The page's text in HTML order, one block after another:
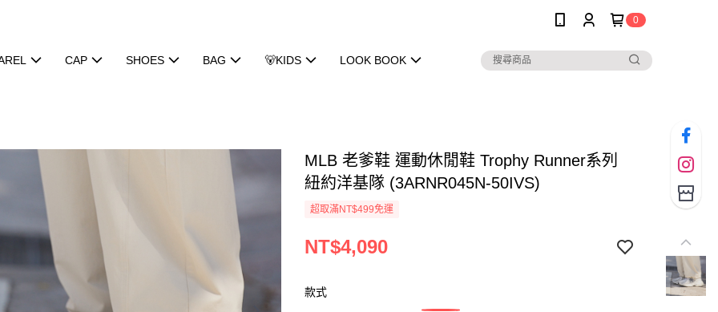
0
CAP SHOES BAG 🐻KIDS LOOK BOOK
MLB 老爹鞋 運動休閒鞋 Trophy Runner系列
紐約洋基隊 (3ARNR045N-50IVS)
超取滿NT$499免運
NT$4,090
款式